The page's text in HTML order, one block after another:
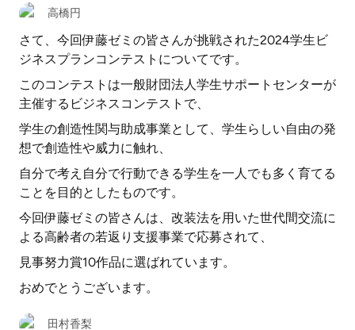
高橋円
さて、今回伊藤ゼミの皆さんが挑戦された2024学生ビ
ジネスプランコンテストについてです。
このコンテストは一般財団法人学生サポートセンターが
主催するビジネスコンテストで、
学生の創造性関与助成事業として、学生らしい自由の発
想で創造性や威力に触れ、
自分で考え自分で行動できる学生を一人でも多く育てる
ことを目的としたものです。
今回伊藤ゼミの皆さんは、改装法を用いた世代間交流に
よる高齢者の若返り支援事業で応募されて、
見事努力賞10作品に選ばれています。
おめでとうございます。
田村香梨